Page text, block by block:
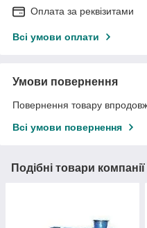
Оплата за реквізитами
Всі умови оплати
Умови повернення
Повернення товару
Всі умови повернення
Подібні товари компанії